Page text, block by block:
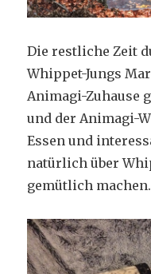
Die restliche Zeit
Whippet-Jungs
Animagi-Zuhause
und der Animagi-
Essen und
natürlich über
gemütlich machen.